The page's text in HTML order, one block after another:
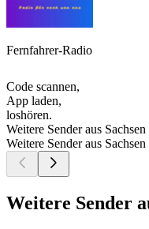
Fernfahrer-Radio
Code scannen,
App laden,
loshören.
Weitere Sender aus Sachsen
Weitere Sender aus Sachsen
Weitere Sender